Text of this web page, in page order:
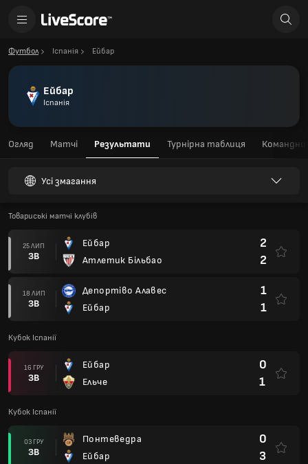
Футбол Іспанія Ейбар
Ейбар
Іспанія
Огляд Матчі Результати Турнірна таблиця
Усі змагання
Товариські матчі клубів
25 ЛИП
ЗВ
Ейбар
Атлетик Більбао
2
2
18 ЛИП
ЗВ
Депортіво Алавес
Ейбар
1
1
Кубок Іспанії
16 ГРУ
ЗВ
Ейбар
Ельче
0
1
Кубок Іспанії
03 ГРУ
ЗВ
Понтеведра
Ейбар
0
3